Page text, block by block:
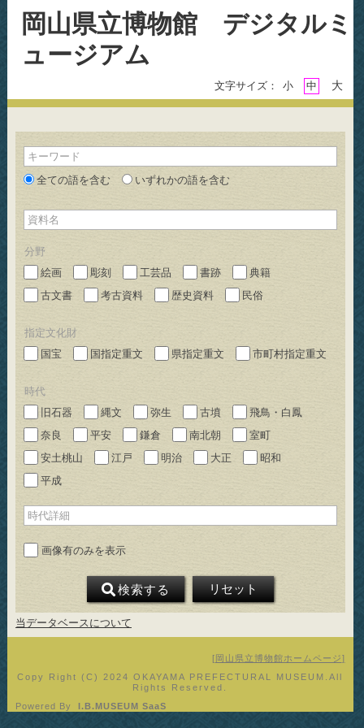
岡山県立博物館 デジタルミ
ュージアム
文字サイズ： 小 中 大
キーワード
全ての語を含む
いずれかの語を含む
資料名
分野
絵画
彫刻 工芸品 書跡
典籍
古文書
考古資料 歴史資料 民俗
指定文化財
国宝
国指定重文 県指定重文 市町村指定重文
時代
旧石器
縄文 弥生 古墳
飛鳥・白鳳
奈良
平安 鎌倉 南北朝
室町
安土桃山
江戸 明治 大正
昭和
平成
時代詳細
画像有のみを表示
検索する リセット
当データベースについて
岡山県立博物館ホームページ
Copy Right (C) 2024 OKAYAMA PREFECTURAL MUSEUM.All
Rights Reserved.
Powered By
I.B.MUSEUM SaaS